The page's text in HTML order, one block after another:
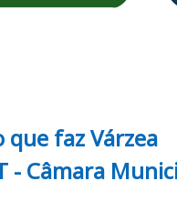
que faz Várzea
- Câmara